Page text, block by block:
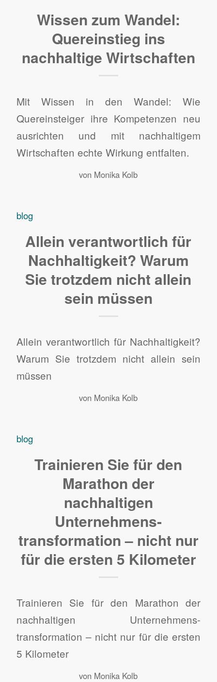
Wissen zum Wandel:
Quereinstieg ins
nachhaltige Wirtschaften
Mit Wissen in den Wandel: Wie
Quereinsteiger ihre Kompetenzen neu
ausrichten und mit nachhaltigem
Wirtschaften echte Wirkung entfalten.
von Monika Kolb
blog
Allein verantwortlich für
Nachhaltigkeit? Warum
Sie trotzdem nicht allein
sein müssen
Allein verantwortlich für Nachhaltigkeit?
Warum Sie trotzdem nicht allein sein
müssen
von Monika Kolb
blog
Trainieren Sie für den
Marathon der
nachhaltigen
Unternehmens­
transformation – nicht nur
für die ersten 5 Kilometer
Trainieren Sie für den Marathon der
nachhaltigen Unternehmens­
transformation – nicht nur für die ersten
5 Kilometer
von Monika Kolb